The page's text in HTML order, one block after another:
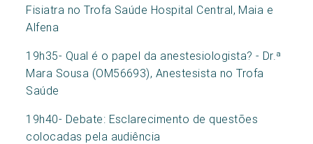
Fisiatra no Trofa Saúde Hospital Central, Maia e
Alfena
19h35- Qual é o papel da anestesiologista? - Dr.ª
Mara Sousa (OM56693), Anestesista no Trofa
Saúde
19h40- Debate: Esclarecimento de questões
colocadas pela audiência